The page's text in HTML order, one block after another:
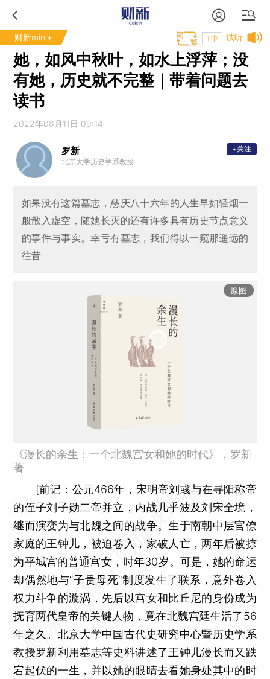
财新mini+ 试听
T中
她，如风中秋叶，如水上浮萍；没
有她，历史就不完整｜带着问题去
读书
2022年08月11日 09:14
罗新
北京大学历史学系教授
+关注
如果没有这篇墓志，慈庆八十六年的人生早如轻烟一
般散入虚空，随她长灭的还有许多具有历史节点意义
的事件与事实。幸亏有墓志，我们得以一窥那遥远的
往昔
原图
《漫长的余生：一个北魏宫女和她的时代》，罗新
著
[前记： 公元466年，宋明帝刘彧与在寻阳称帝
的侄子刘子勋二帝并立，内战几乎波及刘宋全境，
继而演变为与北魏之间的战争。生于南朝中层官僚
家庭的王钟儿，被迫卷入，家破人亡，两年后被掠
为平城宫的普通宫女，时年30岁。可是，她的命运
却偶然地与“子贵母死”制度发生了联系，意外卷入
权力斗争的漩涡，先后以宫女和比丘尼的身份成为
抚育两代皇帝的关键人物，竟在北魏宫廷生活了56
年之久。北京大学中国古代史研究中心暨历史学系
教授罗新利用墓志等史料讲述了王钟儿漫长而又跌
宕起伏的一生，并以她的眼睛去看她身处其中的时